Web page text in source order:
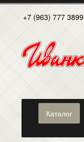
+7 (963) 777 3899
Каталог